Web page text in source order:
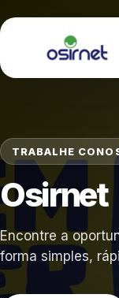
TRABALHE
Osirnet
Encontre a
forma simples,